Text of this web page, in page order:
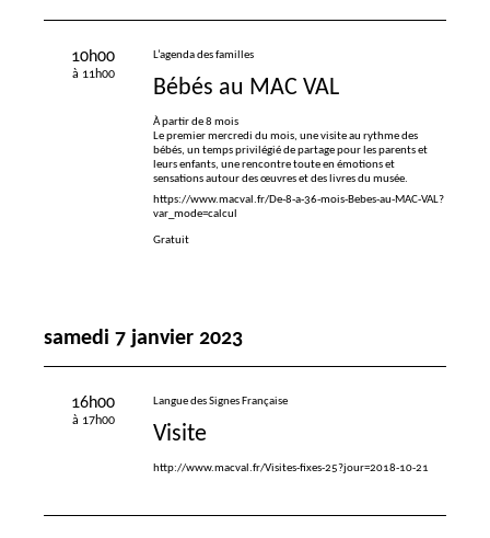
10h00
à 11h00
L’agenda des familles
Bébés au MAC VAL
À partir de 8 mois
Le premier mercredi du mois, une visite au rythme des
bébés, un temps privilégié de partage pour les parents et
leurs enfants, une rencontre toute en émotions et
sensations autour des œuvres et des livres du musée.
https://www.macval.fr/De-8-a-36-mois-Bebes-au-MAC-VAL?
var_mode=calcul
Gratuit
samedi 7 janvier 2023
16h00
à 17h00
Langue des Signes Française
Visite
http://www.macval.fr/Visites-fixes-25?jour=2018-10-21